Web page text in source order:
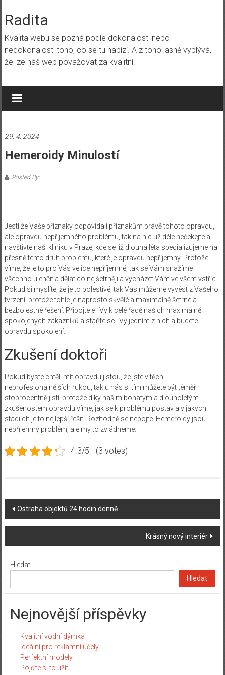
to
content
Radita
Kvalita webu se pozná podle dokonalosti nebo
nedokonalosti toho, co se tu nabízí. A z toho jasně vyplývá,
že lze náš web považovat za kvalitní.
29. 4. 2024
Hemeroidy Minulostí
Posted By:
Jestliže Vaše příznaky odpovídají příznakům právě tohoto opravdu,
ale opravdu nepříjemného problému, tak na nic už déle nečekejte a
navštivte naši kliniku v Praze, kde se již dlouhá léta specializujeme na
přesně tento druh problému, které je opravdu nepříjemný. Protože
víme, že je to pro Vás velice nepříjemné, tak se Vám snažíme
všechno ulehčit a dělat co nejšetrněji a vycházet Vám ve všem vstříc.
Pokud si myslíte, že je to bolestivé, tak Vás můžeme vyvést z Vašeho
tvrzení, protože tohle je naprosto skvělé a maximálně šetrné a
bezbolestné řešení. Připojte e i Vy k celé řadě našich maximálně
spokojených zákazníků a staňte se i Vy jedním z nich a budete
opravdu spokojení.
Zkušení doktoři
Pokud byste chtěli mít opravdu jistou, že jste v těch
neprofesionálnějších rukou, tak u nás si tím můžete být téměř
stoprocentně jistí, protože díky našim bohatým a dlouholetým
zkušenostem opravdu víme, jak se k problému postav a v jakých
stádiích je to nejlepší řešit. Rozhodně se nebojte. Hemeroidyjsou
nepříjemný problém, ale my to zvládneme.
4.3/5 - (3 votes)
Post
navigation
Ostraha objektů 24 hodin denně
Krásný nový interiér
Hledat
Hledat
Nejnovější příspěvky
Kvalitní vodní dýmka
Ideální pro reklamní účely
Perfektní modely
Pojďte si to užít